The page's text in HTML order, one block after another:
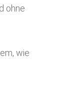
ohne
wie